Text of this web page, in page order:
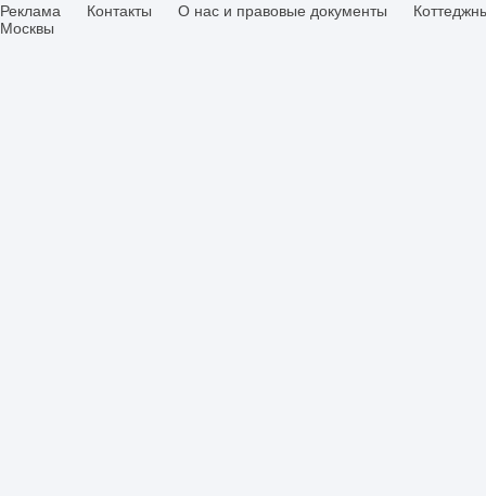
Реклама Контакты О нас и правовые документы
Москвы